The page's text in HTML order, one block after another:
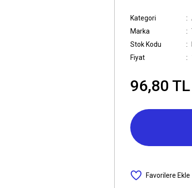
Kategori
Marka
Stok Kodu
Fiyat
96,80 TL